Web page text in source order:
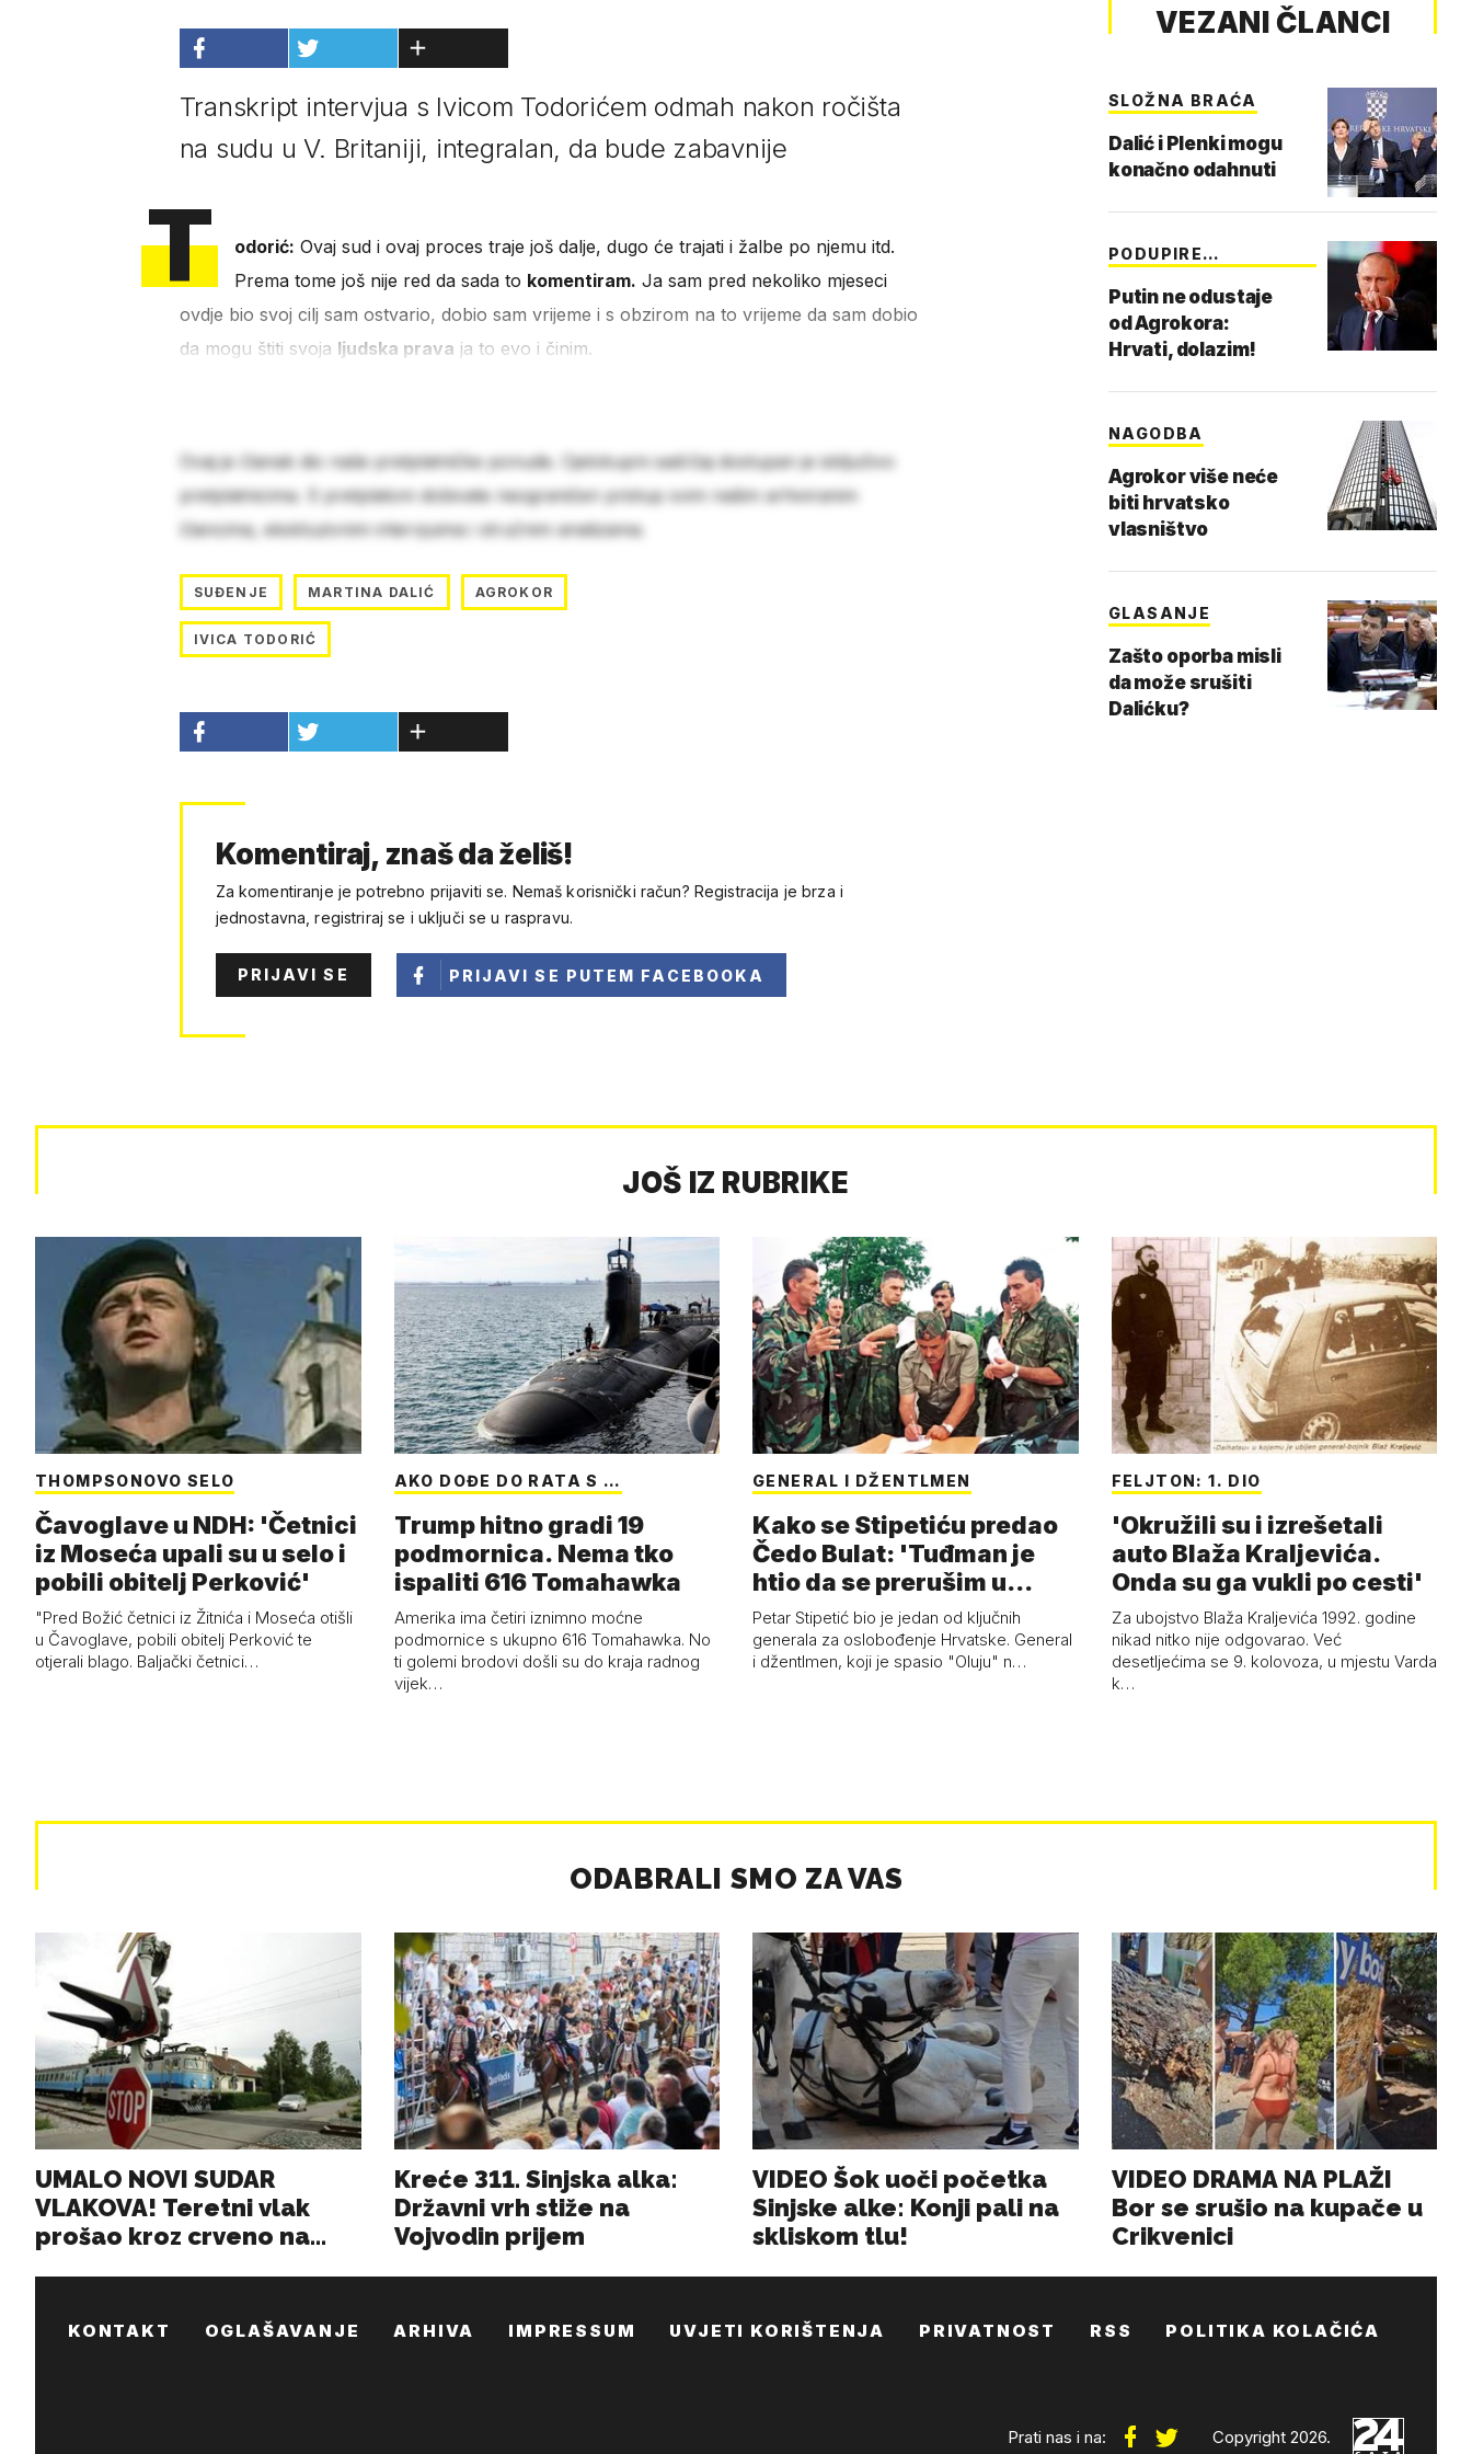
Transkript intervjua s Ivicom Todorićem odmah nakon ročišta
na sudu u V. Britaniji, integralan, da bude zabavnije
T odorić: Ovaj sud i ovaj proces traje još dalje, dugo će trajati i žalbe po njemu itd.
Prema tome još nije red da sada to komentiram. Ja sam pred nekoliko mjeseci
ovdje bio svoj cilj sam ostvario, dobio sam vrijeme i s obzirom na to vrijeme da sam dobio
da mogu štiti svoja ljudska prava ja to evo i činim.
Ovaj je članak dio naše pretplatničke ponude. Cjelokupni sadržaj dostupan je isključivo
pretplatnicima. S pretplatom dobivate neograničen pristup svim našim arhiviranim
člancima, ekskluzivnim intervjuima i stručnim analizama.
SUĐENJE MARTINA DALIĆ AGROKOR
IVICA TODORIĆ
Komentiraj, znaš da želiš!
Za komentiranje je potrebno prijaviti se. Nemaš korisnički račun? Registracija je brza i
jednostavna, registriraj se i uključi se u raspravu.
PRIJAVI SE PRIJAVI SE PUTEM FACEBOOKA
VEZANI ČLANCI
SLOŽNA BRAĆA
Dalić i Plenki mogu
konačno odahnuti
PODUPIRE
Putin ne odustaje
od Agrokora:
Hrvati, dolazim!
NAGODBA
Agrokor više neće
biti hrvatsko
vlasništvo
GLASANJE
Zašto oporba misli
da može srušiti
Dalićku?
JOŠ IZ RUBRIKE
THOMPSONOVO SELO
Čavoglave u NDH: 'Četnici
iz Moseća upali su u selo i
pobili obitelj Perković'
"Pred Božić četnici iz Žitnića i Moseća otišli
u Čavoglave, pobili obitelj Perković te
otjerali blago. Baljački četnici…
AKO DOĐE DO RATA S …
Trump hitno gradi 19
podmornica. Nema tko
ispaliti 616 Tomahawka
Amerika ima četiri iznimno moćne
podmornice s ukupno 616 Tomahawka. No
ti golemi brodovi došli su do kraja radnog
vijek…
GENERAL I DŽENTLMEN
Kako se Stipetiću predao
Čedo Bulat: 'Tuđman je
htio da se prerušim u
ženu'
Petar Stipetić bio je jedan od ključnih
generala za oslobođenje Hrvatske. General
i džentlmen, koji je spasio "Oluju" n…
FELJTON: 1. DIO
'Okružili su i izrešetali
auto Blaža Kraljevića.
Onda su ga vukli po cesti'
Za ubojstvo Blaža Kraljevića 1992. godine
nikad nitko nije odgovarao. Već
desetljećima se 9. kolovoza, u mjestu Varda
k…
KONTAKT OGLAŠAVANJE ARHIVA IMPRESSUM UVJETI KORIŠTENJA PRIVATNOST RSS POLITIKA KOLAČIĆA
Prati nas i na: Copyright 2026.